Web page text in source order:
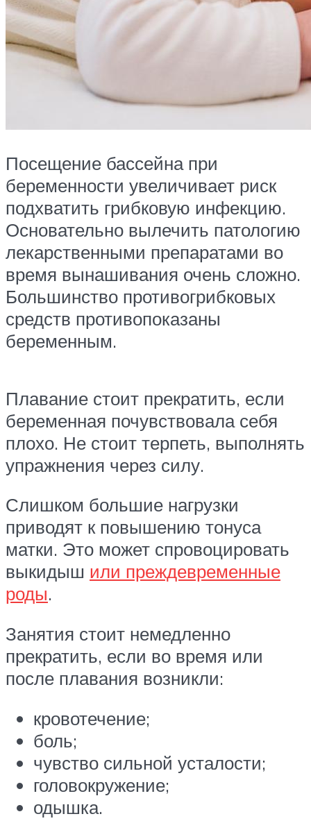
Посещение бассейна при
беременности увеличивает риск
подхватить грибковую инфекцию.
Основательно вылечить патологию
лекарственными препаратами во
время вынашивания очень сложно.
Большинство противогрибковых
средств противопоказаны
беременным.
Плавание стоит прекратить, если
беременная почувствовала себя
плохо. Не стоит терпеть, выполнять
упражнения через силу.
Слишком большие нагрузки
приводят к повышению тонуса
матки. Это может спровоцировать
выкидыш или преждевременные
роды.
Занятия стоит немедленно
прекратить, если во время или
после плавания возникли:
кровотечение;
боль;
чувство сильной усталости;
головокружение;
одышка.